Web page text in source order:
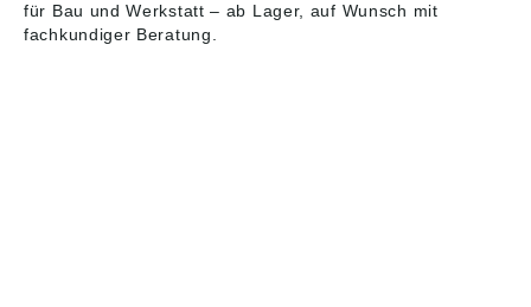
für Bau und Werkstatt – ab Lager, auf Wunsch mit
fachkundiger Beratung.